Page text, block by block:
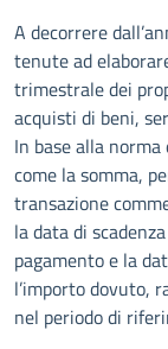
A decorrere
tenute ad
trimestrale dei
acquisti di beni,
In base alla
come la somma,
transazione
la data di
pagamento e la
l’importo dovuto,
nel periodo di